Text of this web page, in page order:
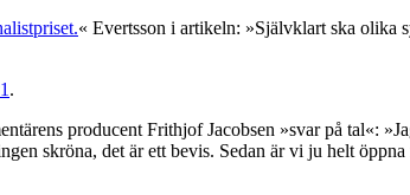
« Evertsson i artikeln: »Självklart ska olika
.
producent Frithjof Jacobsen »svar på tal«:
skröna, det är ett bevis. Sedan är vi ju helt